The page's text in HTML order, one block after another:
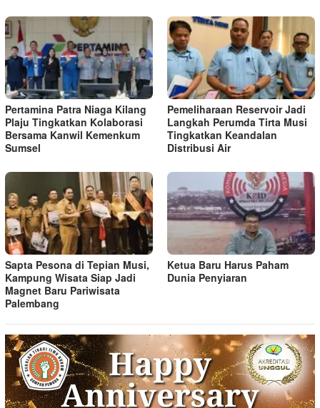
Pertamina Patra Niaga Kilang
Plaju Tingkatkan Kolaborasi
Bersama Kanwil Kemenkum
Sumsel
Pemeliharaan Reservoir Jadi
Langkah Perumda Tirta Musi
Tingkatkan Keandalan
Distribusi Air
Sapta Pesona di Tepian Musi,
Kampung Wisata Siap Jadi
Magnet Baru Pariwisata
Palembang
Ketua Baru Harus Paham
Dunia Penyiaran